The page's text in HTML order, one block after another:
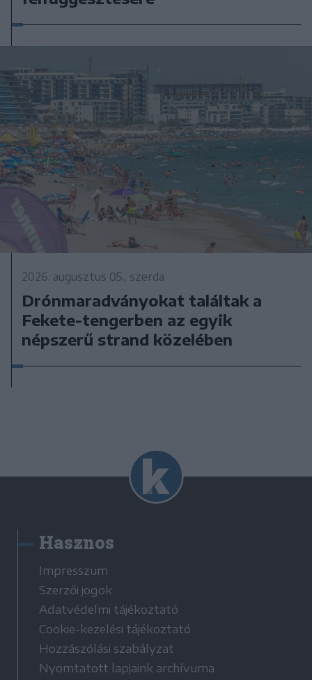
2026. augusztus 05., szerda
Drónmaradványokat találtak a
Fekete-tengerben az egyik
népszerű strand közelében
Hasznos
Impresszum
Szerzői jogok
Adatvédelmi tájékoztató
Cookie-kezelési tájékoztató
Hozzászólási szabályzat
Nyomtatott lapjaink archívuma